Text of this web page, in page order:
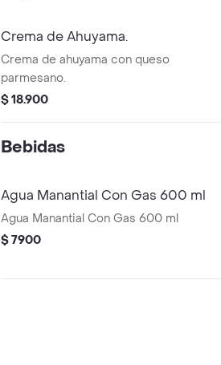
Crema de Ahuyama.
Crema de ahuyama con queso
parmesano.
$ 18.900
Bebidas
Agua Manantial Con Gas 600 ml
Agua Manantial Con Gas 600 ml
$ 7900